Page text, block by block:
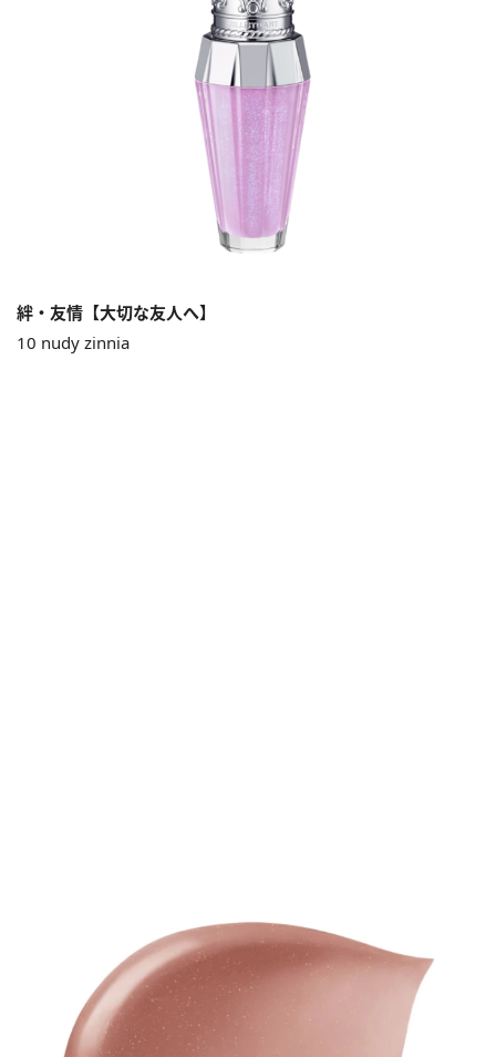
絆・友情【大切な友人へ】
10 nudy zinnia